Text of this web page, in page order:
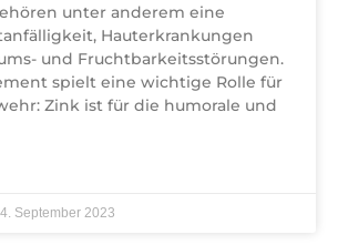
unter anderem eine
Hauterkrankungen
und Fruchtbarkeitsstörungen.
spielt eine wichtige Rolle für
Zink ist für die humorale und
4. September 2023